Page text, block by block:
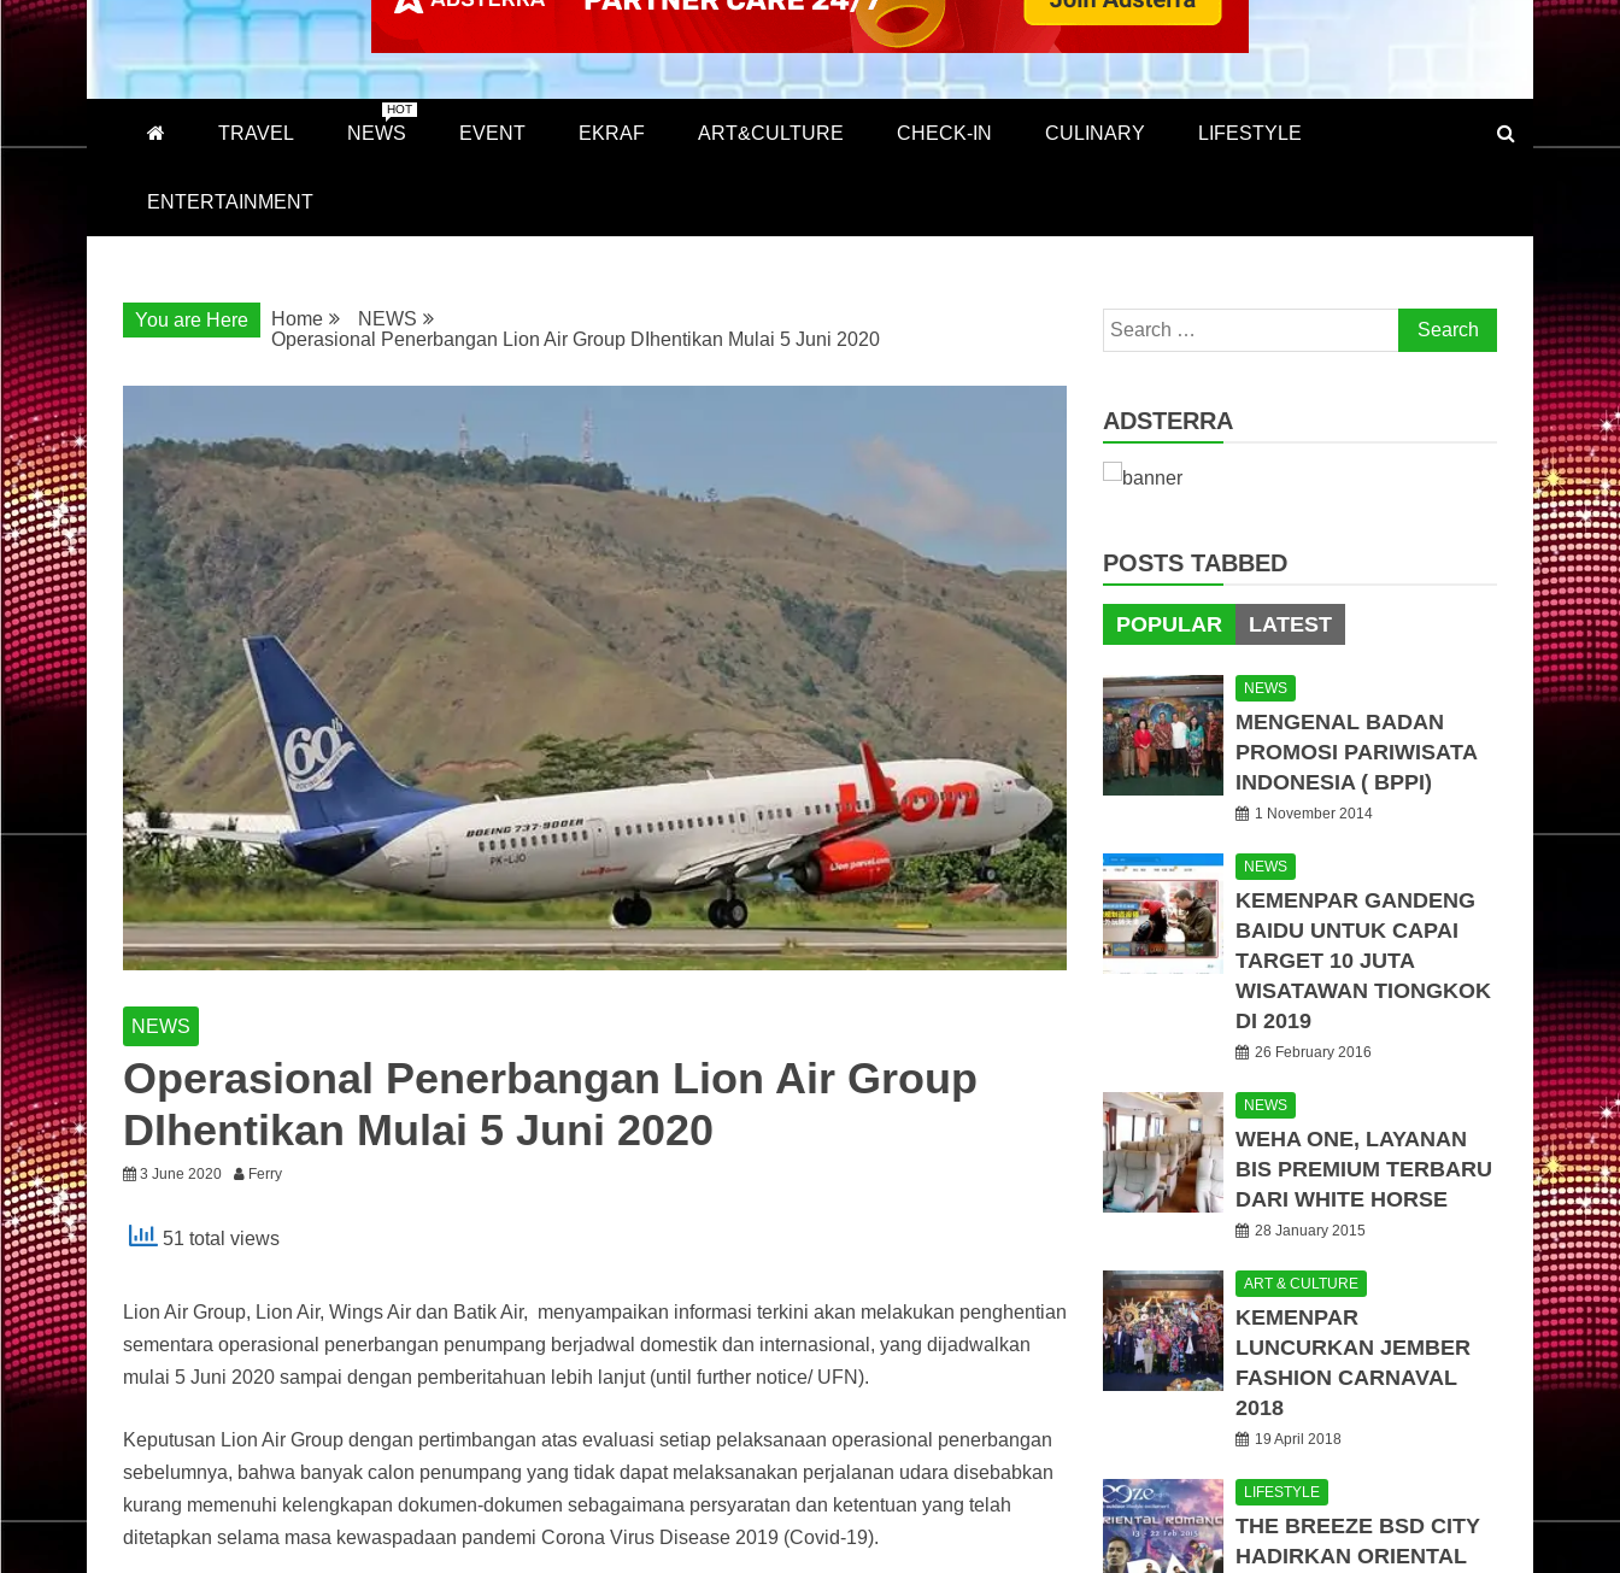
TRAVEL NEWS
HOT
EVENT EKRAF ART&CULTURE CHECK-IN CULINARY LIFESTYLE
ENTERTAINMENT
You are Here Home
NEWS
Operasional Penerbangan Lion Air Group DIhentikan Mulai 5 Juni 2020
NEWS
Operasional Penerbangan Lion Air Group
DIhentikan Mulai 5 Juni 2020
3 June 2020 Ferry
51 total views
Lion Air Group, Lion Air, Wings Air dan Batik Air, menyampaikan informasi terkini akan melakukan penghentian
sementara operasional penerbangan penumpang berjadwal domestik dan internasional, yang dijadwalkan
mulai 5 Juni 2020 sampai dengan pemberitahuan lebih lanjut (until further notice/ UFN).
Keputusan Lion Air Group dengan pertimbangan atas evaluasi setiap pelaksanaan operasional penerbangan
sebelumnya, bahwa banyak calon penumpang yang tidak dapat melaksanakan perjalanan udara disebabkan
kurang memenuhi kelengkapan dokumen-dokumen sebagaimana persyaratan dan ketentuan yang telah
ditetapkan selama masa kewaspadaan pandemi Corona Virus Disease 2019 (Covid-19).
Search
for:
ADSTERRA
POSTS TABBED
POPULAR LATEST
NEWS
MENGENAL BADAN
PROMOSI PARIWISATA
INDONESIA ( BPPI)
1 November 2014
NEWS
KEMENPAR GANDENG
BAIDU UNTUK CAPAI
TARGET 10 JUTA
WISATAWAN TIONGKOK
DI 2019
26 February 2016
NEWS
WEHA ONE, LAYANAN
BIS PREMIUM TERBARU
DARI WHITE HORSE
28 January 2015
ART & CULTURE
KEMENPAR
LUNCURKAN JEMBER
FASHION CARNAVAL
2018
19 April 2018
LIFESTYLE
THE BREEZE BSD CITY
HADIRKAN ORIENTAL